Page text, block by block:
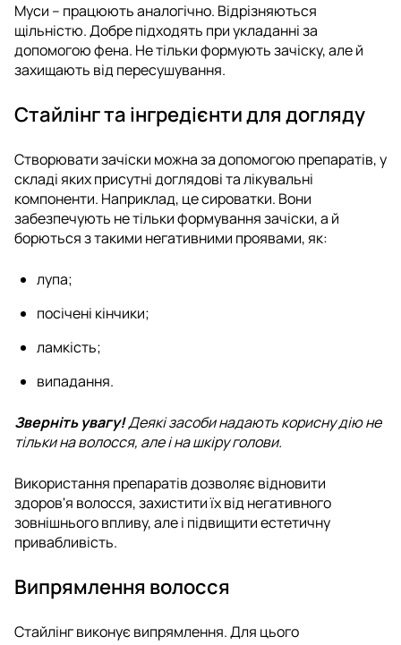
Муси – працюють аналогічно. Відрізняються
щільністю. Добре підходять при укладанні за
допомогою фена. Не тільки формують зачіску, але й
захищають від пересушування.
Стайлінг та інгредієнти для догляду
Створювати зачіски можна за допомогою препаратів, у
складі яких присутні доглядові та лікувальні
компоненти. Наприклад, це сироватки. Вони
забезпечують не тільки формування зачіски, а й
борються з такими негативними проявами, як:
лупа;
посічені кінчики;
ламкість;
випадання.
Зверніть увагу!Деякі засоби надають корисну дію не
тільки на волосся, але і на шкіру голови.
Використання препаратів дозволяє відновити
здоров'я волосся, захистити їх від негативного
зовнішнього впливу, але і підвищити естетичну
привабливість.
Випрямлення волосся
Стайлінг виконує випрямлення. Для цього